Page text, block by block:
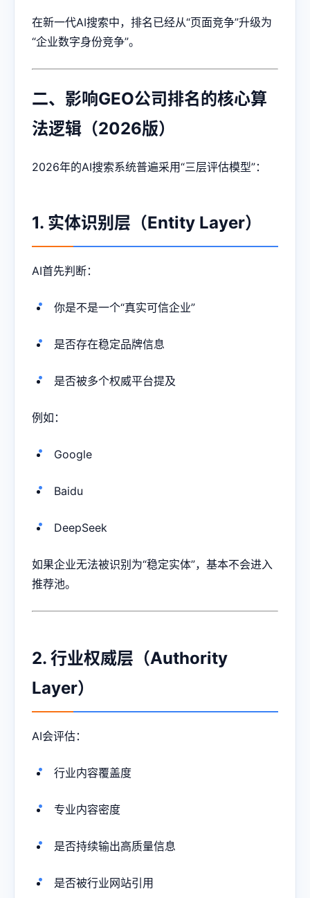
在新一代AI搜索中，排名已经从“页面竞争”升级为
“企业数字身份竞争”。
二、影响GEO公司排名的核心算
法逻辑（2026版）
2026年的AI搜索系统普遍采用“三层评估模型”：
1. 实体识别层（Entity Layer）
AI首先判断：
你是不是一个“真实可信企业”
是否存在稳定品牌信息
是否被多个权威平台提及
例如：
Google
Baidu
DeepSeek
如果企业无法被识别为“稳定实体”，基本不会进入
推荐池。
2. 行业权威层（Authority
Layer）
AI会评估：
行业内容覆盖度
专业内容密度
是否持续输出高质量信息
是否被行业网站引用